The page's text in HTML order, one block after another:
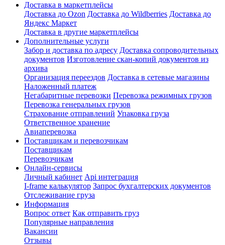
Доставка в маркетплейсы
Доставка до Ozon Доставка до Wildberries Доставка до
Яндекс Маркет
Доставка в другие маркетплейсы
Дополнительные услуги
Забор и доставка по адресу Доставка сопроводительных
документов Изготовление скан-копий документов из
архива
Организация переездов Доставка в сетевые магазины
Наложенный платеж
Негабаритные перевозки Перевозка режимных грузов
Перевозка генеральных грузов
Страхование отправлений Упаковка груза
Ответственное хранение
Авиаперевозка
Поставщикам и перевозчикам
Поставщикам
Перевозчикам
Онлайн-сервисы
Личный кабинет Api интеграция
I-frame калькулятор Запрос бухгалтерских документов
Отслеживание груза
Информация
Вопрос ответ Как отправить груз
Популярные направления
Вакансии
Отзывы